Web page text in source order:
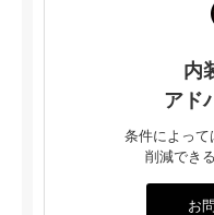
内
アド
条件によって
削減でき
お